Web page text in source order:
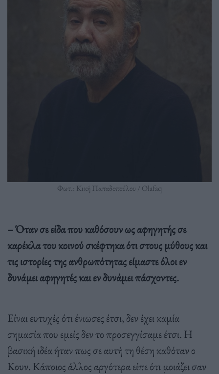
Φωτ.: Κική Παπαδοπούλου / Olafaq
– Όταν σε είδα που καθόσουν ως αφηγητής σε
καρέκλα του κοινού σκέφτηκα ότι στους μύθους και
τις ιστορίες της ανθρωπότητας είμαστε όλοι εν
δυνάμει αφηγητές και εν δυνάμει πάσχοντες.
Είναι ευτυχές ότι ένιωσες έτσι, δεν έχει καμία
σημασία που εμείς δεν το προσεγγίσαμε έτσι. Η
βασική ιδέα ήταν πως σε αυτή τη θέση καθόταν ο
Κουν. Κάποιος άλλος αργότερα είπε ότι μοιάζει σαν